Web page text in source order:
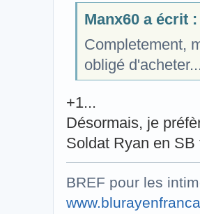
Manx60 a écrit :
Completement,
obligé
+1...
Désormais, je
Soldat Ryan en SB
BREF pour les